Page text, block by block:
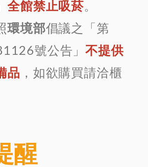
全館禁止吸菸。
環境部倡議之「第
號公告」不提供
品 ，如欲購買請洽櫃
醒